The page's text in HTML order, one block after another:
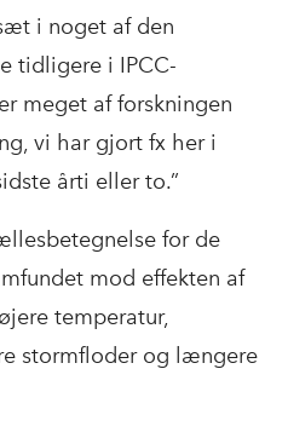
i noget af den
tidligere i IPCC-
meget af forskningen
vi har gjort fx her i
årti eller to.”
for de
mod effekten af
temperatur,
stormfloder og længere